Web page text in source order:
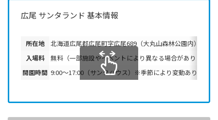
広尾 サンタランド 基本情報
所在地
北海道広尾郡広尾町字広尾689（大丸山森林公園内）
入場料
無料（一部施設やイベントにより異なる場合があります）
開園時間 9:00〜17:00（サンタハウス）※季節により変動あり
スクロールできます